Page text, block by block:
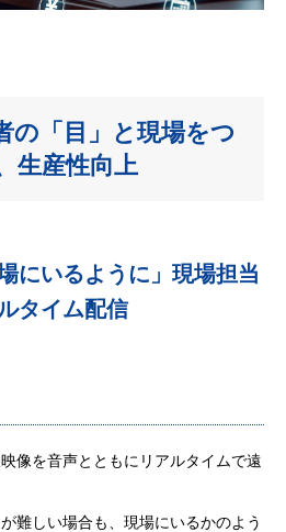
の「目」と現場をつ
生産性向上
にいるように」現場担当
タイム配信
像を音声とともにリアルタイムで遠
難しい場合も、現場にいるかのよう